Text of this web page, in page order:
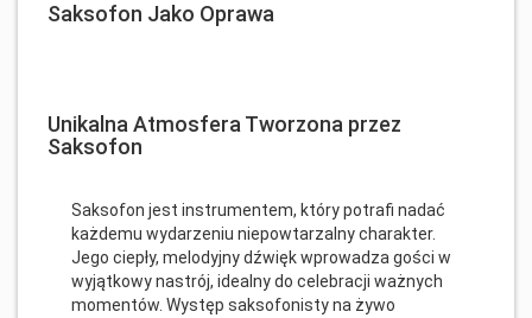
Saksofon Jako Oprawa
Unikalna Atmosfera Tworzona przez
Saksofon
Saksofon jest instrumentem, który potrafi nadać
każdemu wydarzeniu niepowtarzalny charakter.
Jego ciepły, melodyjny dźwięk wprowadza gości w
wyjątkowy nastrój, idealny do celebracji ważnych
momentów. Występ saksofonisty na żywo